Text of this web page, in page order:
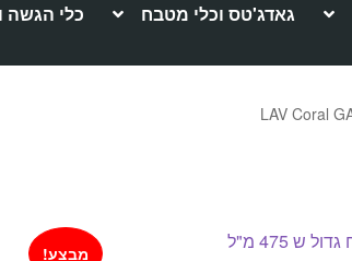
גאדג'טס וכלי מטבח כלי הגשה
מבצע!